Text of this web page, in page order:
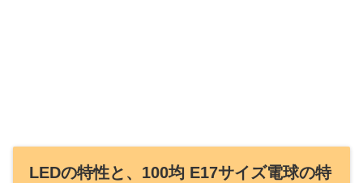
LEDの特性と、100均 E17サイズ電球の特